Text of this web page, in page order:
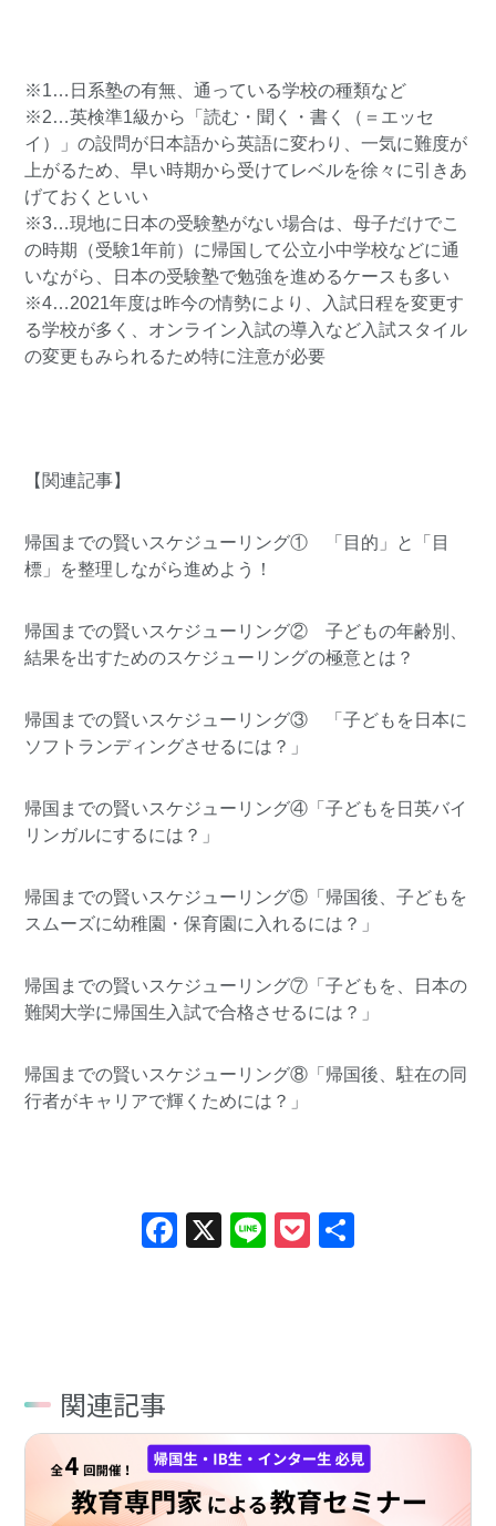
※1…日系塾の有無、通っている学校の種類など
※2…英検準1級から「読む・聞く・書く（＝エッセ
イ）」の設問が日本語から英語に変わり、一気に難度が
上がるため、早い時期から受けてレベルを徐々に引きあ
げておくといい
※3…現地に日本の受験塾がない場合は、母子だけでこ
の時期（受験1年前）に帰国して公立小中学校などに通
いながら、日本の受験塾で勉強を進めるケースも多い
※4…2021年度は昨今の情勢により、入試日程を変更す
る学校が多く、オンライン入試の導入など入試スタイル
の変更もみられるため特に注意が必要
【関連記事】
帰国までの賢いスケジューリング① 「目的」と「目
標」を整理しながら進めよう！
帰国までの賢いスケジューリング② 子どもの年齢別、
結果を出すためのスケジューリングの極意とは？
帰国までの賢いスケジューリング③ 「子どもを日本に
ソフトランディングさせるには？」
帰国までの賢いスケジューリング④「子どもを日英バイ
リンガルにするには？」
帰国までの賢いスケジューリング⑤「帰国後、子どもを
スムーズに幼稚園・保育園に入れるには？」
帰国までの賢いスケジューリング⑦「子どもを、日本の
難関大学に帰国生入試で合格させるには？」
帰国までの賢いスケジューリング⑧「帰国後、駐在の同
行者がキャリアで輝くためには？」
Facebook
X LinePocket
関連記事